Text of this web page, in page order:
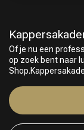
Of je nu een
op zoek bent naar